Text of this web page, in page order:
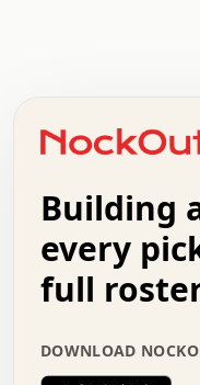
+   .   .   .   .
.   .   .   .   .
.   .   .   .   +
.   :   .   .   .
.   .   x   .   .
.   .   .   .   :
.   .   .   .   .
.   .   .   .   .
Building
every
full
DOWNLOAD